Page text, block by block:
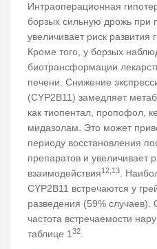
Интраоперационная
борзых сильную дрожь при
увеличивает риск развития
Кроме того, у борзых
биотрансформации
печени. Снижение
(CYP2B11) замедляет
как тиопентал, пропофол,
мидазолам. Это может
периоду восстановления
препаратов и увеличивает
взаимодействия12,13.
CYP2B11 встречаются у
разведения (59%
частота встречаемости
таблице 132.